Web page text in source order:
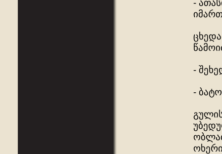
-
-
-